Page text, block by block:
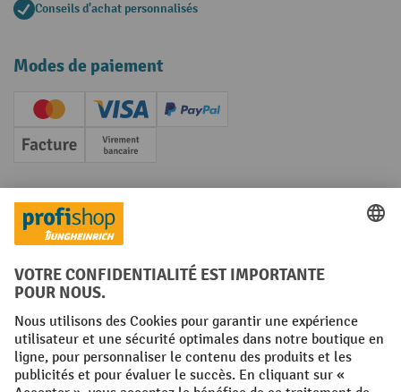
Conseils d'achat personnalisés
Modes de paiement
Creditcard (Master)Creditcard (Visa)
PayPal
Facture Paiement anticipé
Réseaux sociaux
Facebook
YouTube
LinkedInInstagram
Conditions générales Mentions légales
Protection des Données Politique de cookies